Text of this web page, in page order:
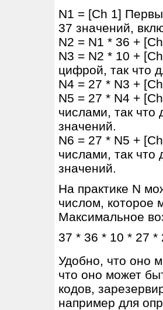
N1 = [Ch 1]
37 значений,
N2 = N1 * 36 +
N3 = N2 * 10 +
цифрой, так что
N4 = 27 * N3 +
N5 = 27 * N4 +
числами, так что
значений.
N6 = 27 * N5 +
числами, так что
значений.
На практике N
числом, которое
Максимальное
37 * 36 * 10 * 27 *
Удобно, что оно
что оно может
кодов,
например для